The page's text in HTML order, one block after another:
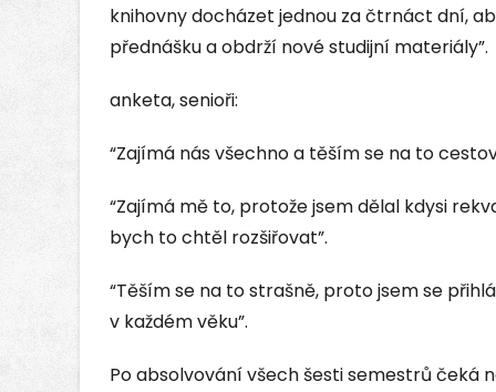
knihovny docházet jednou za čtrnáct dní,
přednášku a obdrží nové studijní materiály”.
anketa, senioři:
“Zajímá nás všechno a těším se na to
“Zajímá mě to, protože jsem dělal kdysi
bych to chtěl rozšiřovat”.
“Těším se na to strašně, proto jsem se
v každém věku”.
Po absolvování všech šesti semestrů čeká